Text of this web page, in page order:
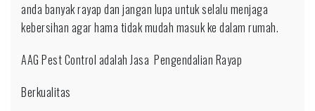
anda banyak rayap dan jangan lupa untuk selalu menjaga
kebersihan agar hama tidak mudah masuk ke dalam rumah.
AAG Pest Control adalah Jasa Pengendalian Rayap
Berkualitas